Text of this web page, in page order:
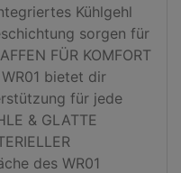
Kühlgehl
sorgen für
FÜR KOMFORT
bietet dir
für jede
& GLATTE
des WR01